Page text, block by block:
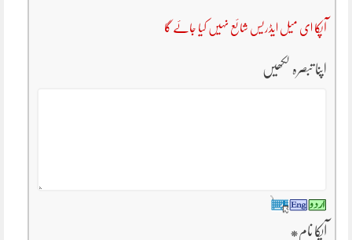
آپکا ای میل ایڈریس شائع نہیں کیا جائے گا
اپنا تبصرہ لکھیں
آپکا نام*